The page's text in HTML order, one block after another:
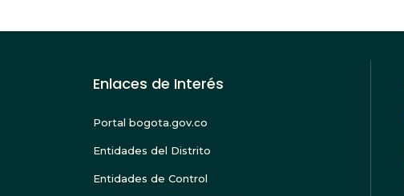
Enlaces de Interés
Portal bogota.gov.co
Entidades del Distrito
Entidades de Control